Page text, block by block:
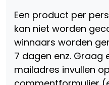
Een product per
kan niet worden
winnaars worden
7 dagen enz. Graag
mailadres invullen